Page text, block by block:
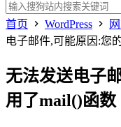
首页 WordPress
电子邮件,可能原因:您
无法发送电子
用了mail()函数